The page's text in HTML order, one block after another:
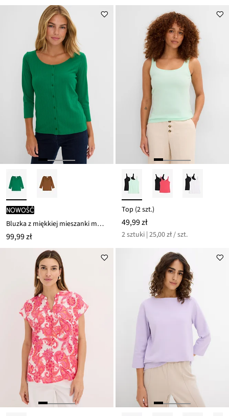
nowość
Bluzka z miękkiej mieszanki modalu
99,99 zł
Top (2 szt.)
49,99 zł
2 sztuki | 25,00 zł / szt.